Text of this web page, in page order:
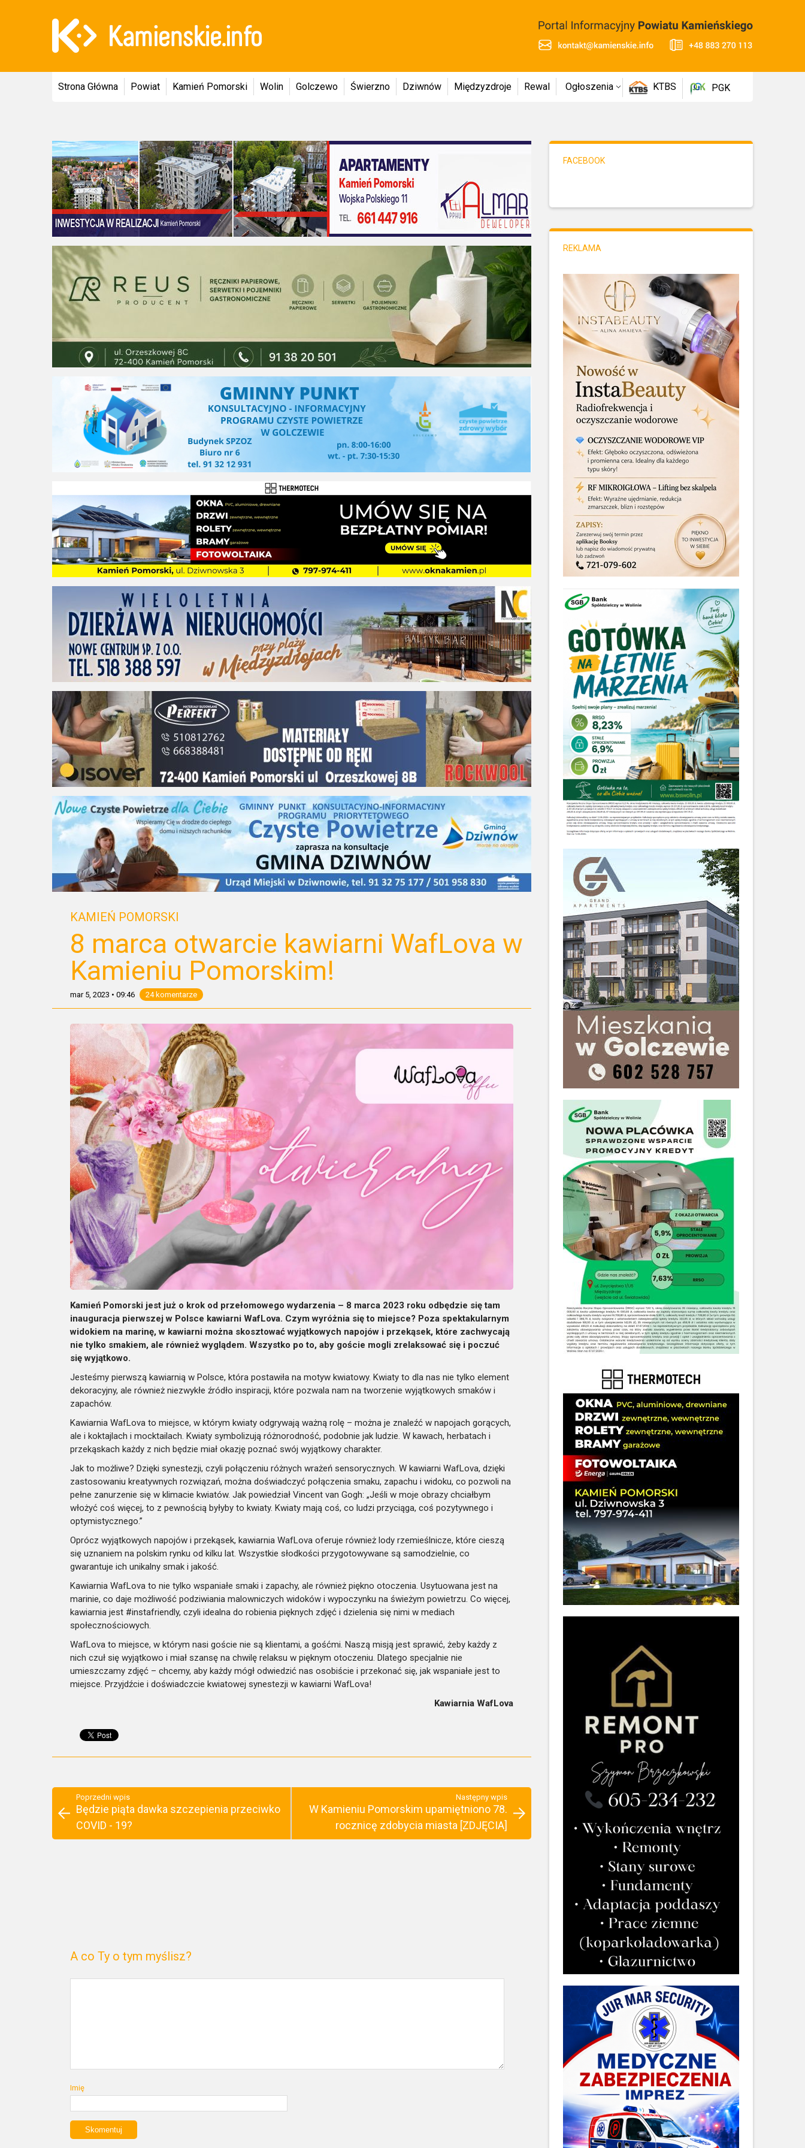
Strona Główna Powiat Kamień Pomorski Wolin Golczewo Świerzno Dziwnów Międzyzdroje Rewal Ogłoszenia KTBS PGK
KAMIEŃ POMORSKI
8 marca otwarcie kawiarni WafLova w
Kamieniu Pomorskim!
mar 5, 2023 • 09:46 24 komentarze
Kamień Pomorski jest już o krok od przełomowego wydarzenia – 8 marca 2023 roku odbędzie się tam
inauguracja pierwszej w Polsce kawiarni WafLova. Czym wyróżnia się to miejsce? Poza spektakularnym
widokiem na marinę, w kawiarni można skosztować wyjątkowych napojów i przekąsek, które zachwycają
nie tylko smakiem, ale również wyglądem. Wszystko po to, aby goście mogli zrelaksować się i poczuć
się wyjątkowo.
Jesteśmy pierwszą kawiarnią w Polsce, która postawiła na motyw kwiatowy. Kwiaty to dla nas nie tylko element
dekoracyjny, ale również niezwykłe źródło inspiracji, które pozwala nam na tworzenie wyjątkowych smaków i
zapachów.
Kawiarnia WafLova to miejsce, w którym kwiaty odgrywają ważną rolę – można je znaleźć w napojach gorących,
ale i koktajlach i mocktailach. Kwiaty symbolizują różnorodność, podobnie jak ludzie. W kawach, herbatach i
przekąskach każdy z nich będzie miał okazję poznać swój wyjątkowy charakter.
Jak to możliwe? Dzięki synestezji, czyli połączeniu różnych wrażeń sensorycznych. W kawiarni WafLova, dzięki
zastosowaniu kreatywnych rozwiązań, można doświadczyć połączenia smaku, zapachu i widoku, co pozwoli na
pełne zanurzenie się w klimacie kwiatów. Jak powiedział Vincent van Gogh: „Jeśli w moje obrazy chciałbym
włożyć coś więcej, to z pewnością byłyby to kwiaty. Kwiaty mają coś, co ludzi przyciąga, coś pozytywnego i
optymistycznego.”
Oprócz wyjątkowych napojów i przekąsek, kawiarnia WafLova oferuje również lody rzemieślnicze, które cieszą
się uznaniem na polskim rynku od kilku lat. Wszystkie słodkości przygotowywane są samodzielnie, co
gwarantuje ich unikalny smak i jakość.
Kawiarnia WafLova to nie tylko wspaniałe smaki i zapachy, ale również piękno otoczenia. Usytuowana jest na
marinie, co daje możliwość podziwiania malowniczych widoków i wypoczynku na świeżym powietrzu. Co więcej,
kawiarnia jest #instafriendly, czyli idealna do robienia pięknych zdjęć i dzielenia się nimi w mediach
społecznościowych.
WafLova to miejsce, w którym nasi goście nie są klientami, a gośćmi. Naszą misją jest sprawić, żeby każdy z
nich czuł się wyjątkowo i miał szansę na chwilę relaksu w pięknym otoczeniu. Dlatego specjalnie nie
umieszczamy zdjęć – chcemy, aby każdy mógł odwiedzić nas osobiście i przekonać się, jak wspaniałe jest to
miejsce. Przyjdźcie i doświadczcie kwiatowej synestezji w kawiarni WafLova!
Kawiarnia WafLova
Poprzedni wpis
Będzie piąta dawka szczepienia przeciwko
COVID - 19?
Następny wpis
W Kamieniu Pomorskim upamiętniono 78.
rocznicę zdobycia miasta [ZDJĘCIA]
A co Ty o tym myślisz?
Imię
FACEBOOK
REKLAMA